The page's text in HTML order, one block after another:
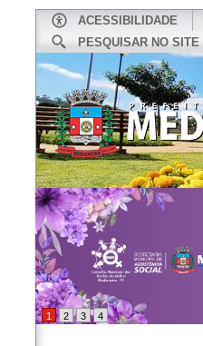
ACESSIBILIDADE
PESQUISAR NO SITE
1 2 3 4